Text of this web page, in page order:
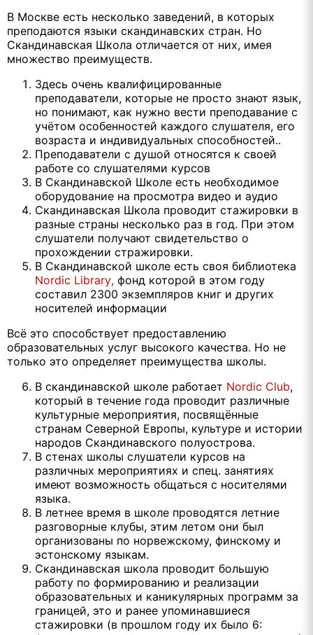
В Москве есть несколько заведений, в которых
преподаются языки скандинавских стран. Но
Скандинавская Школа отличается от них, имея
множество преимуществ.
Здесь очень квалифицированные
преподаватели, которые не просто знают язык,
но понимают, как нужно вести преподавание с
учётом особенностей каждого слушателя, его
возраста и индивидуальных способностей..
Преподаватели с душой относятся к своей
работе со слушателями курсов
В Скандинавской Школе есть необходимое
оборудование на просмотра видео и аудио
Скандинавская Школа проводит стажировки в
разные страны несколько раз в год. При этом
слушатели получают свидетельство о
прохождении стражировки.
В Скандинавской школе есть своя библиотека
Nordic Library, фонд которой в этом году
составил 2300 экземпляров книг и других
носителей информации
Всё это способствует предоставлению
образовательных услуг высокого качества. Но не
только это определяет преимущества школы.
В скандинавской школе работает Nordic Club,
который в течение года проводит различные
культурные мероприятия, посвящённые
странам Северной Европы, культуре и истории
народов Скандинавского полуострова.
В стенах школы слушатели курсов на
различных мероприятиях и спец. занятиях
имеют возможность общаться с носителями
языка.
В летнее время в школе проводятся летние
разговорные клубы, этим летом они был
организованы по норвежскому, финскому и
эстонскому языкам.
Скандинавская школа проводит большую
работу по формированию и реализации
образовательных и каникулярных программ за
границей, это и ранее упоминавшиеся
стажировки (в прошлом году их было 6: